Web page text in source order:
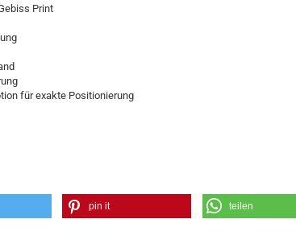
Print
für exakte Positionierung
pin it teilen